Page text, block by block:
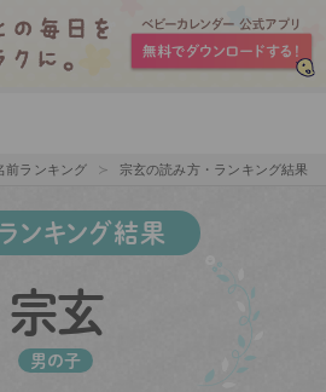
前ランキング 宗玄の読み方・ランキング結果
ンキング結果
宗玄
男の子